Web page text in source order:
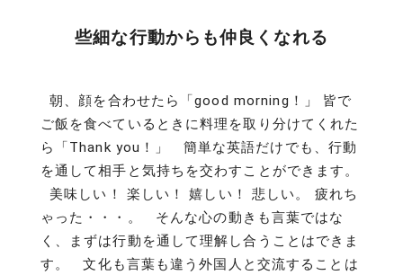
些細な行動からも仲良くなれる
朝、顔を合わせたら「good morning！」 皆で
ご飯を食べているときに料理を取り分けてくれた
ら「Thank you！」 簡単な英語だけでも、行動
を通して相手と気持ちを交わすことができます。
美味しい！ 楽しい！ 嬉しい！ 悲しい。 疲れち
ゃった・・・。 そんな心の動きも言葉ではな
く、まずは行動を通して理解し合うことはできま
す。 文化も言葉も違う外国人と交流することは